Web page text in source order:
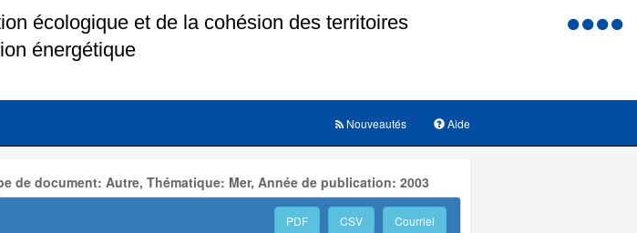
Menu
Aide
Nouveautés
de document: Autre, Thématique: Mer, Année de publication: 2003
PDF CSV Courriel